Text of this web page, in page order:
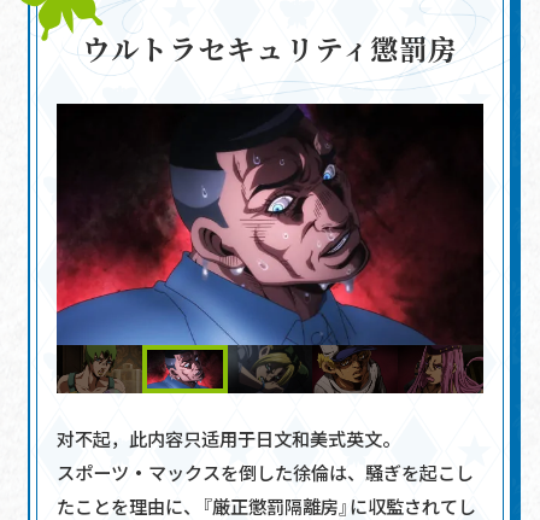
CHARACTER
STORY
MOVIE
Blu-ray
MUSIC
GOODS
SPECIAL
Official X
Official Instagram
日本語 English 中文(简体)
ウルトラセキュリティ懲罰房
对不起，此内容只适用于日文和美式英文。
スポーツ・マックスを倒した徐倫は、騒ぎを起こし
たことを理由に、『厳正懲罰隔離房』に収監されてし